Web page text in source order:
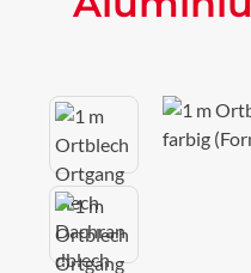
Bildergalerie